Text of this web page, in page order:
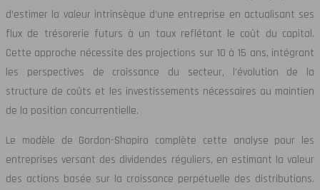
d’estimer la valeur intrinsèque d’une entreprise en actualisant ses
flux de trésorerie futurs à un taux reflétant le coût du capital.
Cette approche nécessite des projections sur 10 à 15 ans, intégrant
les perspectives de croissance du secteur, l’évolution de la
structure de coûts et les investissements nécessaires au maintien
de la position concurrentielle.
Le modèle de Gordon-Shapiro complète cette analyse pour les
entreprises versant des dividendes réguliers, en estimant la valeur
des actions basée sur la croissance perpétuelle des distributions.